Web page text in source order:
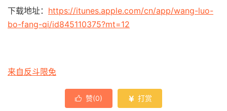
下载地址： https://itunes.apple.com/cn/app/wang-luo-
bo-fang-qi/id845110375?mt=12
来自反斗限免
 赞(0)  打赏